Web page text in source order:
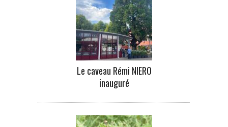
Le caveau Rémi NIERO
inauguré